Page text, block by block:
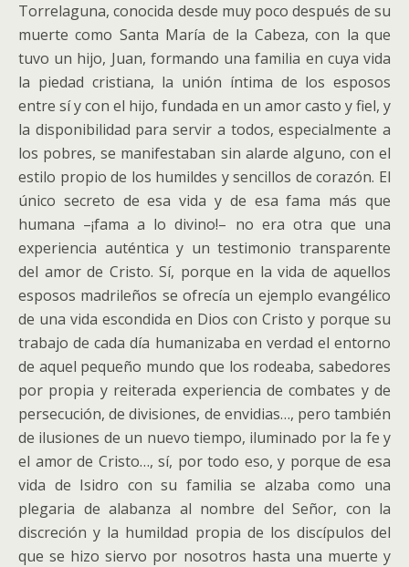
Torrelaguna, conocida desde muy poco después de su
muerte como Santa María de la Cabeza, con la que
tuvo un hijo, Juan, formando una familia en cuya vida
la piedad cristiana, la unión íntima de los esposos
entre sí y con el hijo, fundada en un amor casto y fiel, y
la disponibilidad para servir a todos, especialmente a
los pobres, se manifestaban sin alarde alguno, con el
estilo propio de los humildes y sencillos de corazón. El
único secreto de esa vida y de esa fama más que
humana –¡fama a lo divino!– no era otra que una
experiencia auténtica y un testimonio transparente
del amor de Cristo. Sí, porque en la vida de aquellos
esposos madrileños se ofrecía un ejemplo evangélico
de una vida escondida en Dios con Cristo y porque su
trabajo de cada día humanizaba en verdad el entorno
de aquel pequeño mundo que los rodeaba, sabedores
por propia y reiterada experiencia de combates y de
persecución, de divisiones, de envidias…, pero también
de ilusiones de un nuevo tiempo, iluminado por la fe y
el amor de Cristo…, sí, por todo eso, y porque de esa
vida de Isidro con su familia se alzaba como una
plegaria de alabanza al nombre del Señor, con la
discreción y la humildad propia de los discípulos del
que se hizo siervo por nosotros hasta una muerte y